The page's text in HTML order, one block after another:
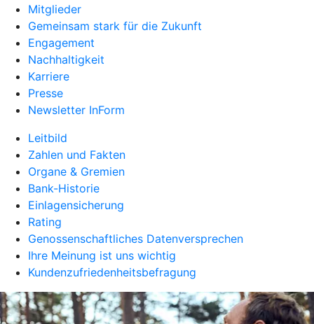
Mitglieder
Gemeinsam stark für die Zukunft
Engagement
Nachhaltigkeit
Karriere
Presse
Newsletter InForm
Leitbild
Zahlen und Fakten
Organe & Gremien
Bank-Historie
Einlagensicherung
Rating
Genossenschaftliches Datenversprechen
Ihre Meinung ist uns wichtig
Kundenzufriedenheitsbefragung